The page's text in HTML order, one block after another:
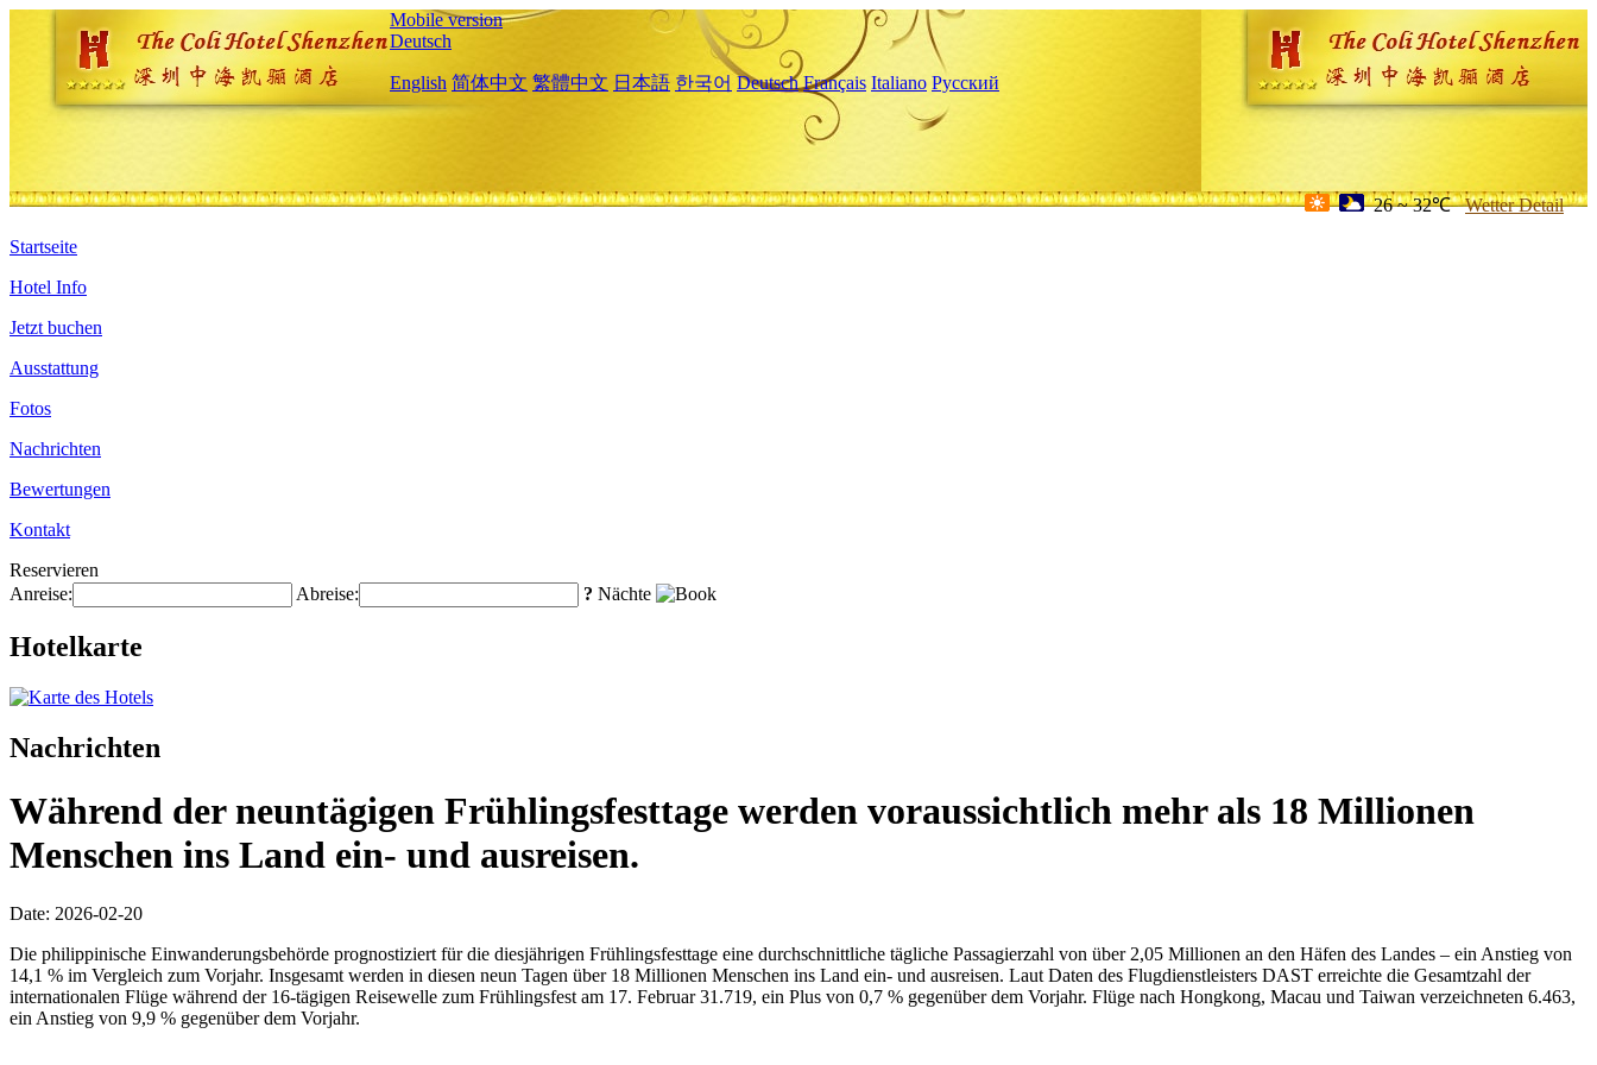
Mobile version
Deutsch
English 简体中文 繁體中文 日本語 한국어 Deutsch Français Italiano Русский
26 ~ 32℃ Wetter Detail
Startseite
Hotel Info
Jetzt buchen
Ausstattung
Fotos
Nachrichten
Bewertungen
Kontakt
Reservieren
Anreise:
Abreise: ? Nächte
Hotelkarte
Nachrichten
Während der neuntägigen Frühlingsfesttage werden voraussichtlich mehr als 18 Millionen
Menschen ins Land ein- und ausreisen.
Date: 2026-02-20
Die philippinische Einwanderungsbehörde prognostiziert für die diesjährigen Frühlingsfesttage eine durchschnittliche tägliche Passagierzahl von über 2,05 Millionen an den Häfen des Landes – ein Anstieg von
14,1 % im Vergleich zum Vorjahr. Insgesamt werden in diesen neun Tagen über 18 Millionen Menschen ins Land ein- und ausreisen. Laut Daten des Flugdienstleisters DAST erreichte die Gesamtzahl der
internationalen Flüge während der 16-tägigen Reisewelle zum Frühlingsfest am 17. Februar 31.719, ein Plus von 0,7 % gegenüber dem Vorjahr. Flüge nach Hongkong, Macau und Taiwan verzeichneten 6.463,
ein Anstieg von 9,9 % gegenüber dem Vorjahr.